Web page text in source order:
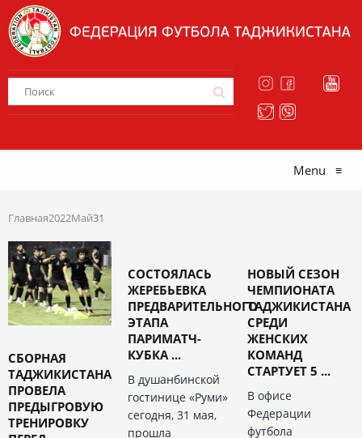
Menu ≡
Главная2022Май31
СБОРНАЯ
ТАДЖИКИСТАНА
ПРОВЕЛА
ПРЕДЫГРОВУЮ
ТРЕНИРОВКУ
СОСТОЯЛАСЬ
ЖЕРЕБЬЕВКА
ПРЕДВАРИТЕЛЬНОГО
ЭТАПА
ПАРИМАТЧ-
КУБКА ...
В душанбинской
гостинице «Руми»
сегодня, 31 мая,
прошла
НОВЫЙ СЕЗОН
ЧЕМПИОНАТА
ТАДЖИКИСТАНА
СРЕДИ
ЖЕНСКИХ
КОМАНД
СТАРТУЕТ 5 ...
В офисе
Федерации
футбола